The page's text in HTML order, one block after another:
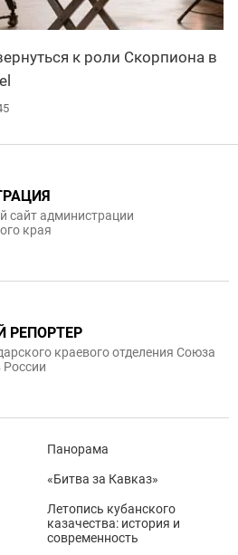
к роли Скорпиона в
сайт администрации
края
РЕПОРТЕР
краевого отделения Союза
Панорама
«Битва за Кавказ»
Летопись кубанского
казачества: история и
современность